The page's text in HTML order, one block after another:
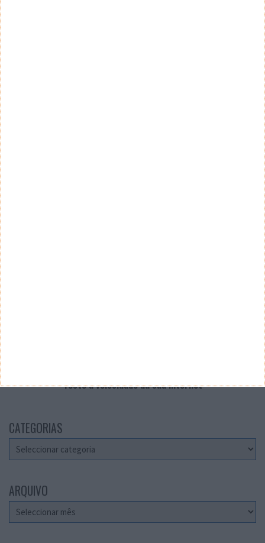
Teste a velocidade da sua Internet
CATEGORIAS
Categorias
ARQUIVO
Arquivo